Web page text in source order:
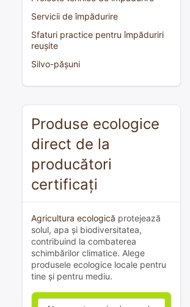
Servicii de împădurire
Sfaturi practice pentru împăduriri
reușite
Silvo-pășuni
Produse ecologice
direct de la
producători
certificați
Agricultura ecologică protejează
solul, apa și biodiversitatea,
contribuind la combaterea
schimbărilor climatice. Alege
produsele ecologice locale pentru
tine și pentru mediu.